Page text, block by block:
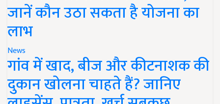
जानें कौन उठा सकता है योजना का
लाभ
News
गांव में खाद, बीज और कीटनाशक की
दुकान खोलना चाहते हैं? जानिए